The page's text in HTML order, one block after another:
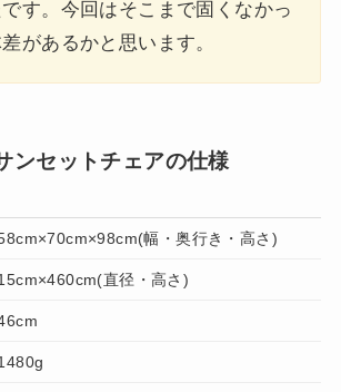
す。今回はそこまで固くなかっ
があるかと思います。
ンセットチェアの仕様
幅・奥行き・高さ)
直径・高さ)